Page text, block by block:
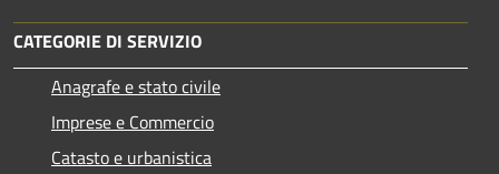
CATEGORIE DI SERVIZIO
Anagrafe e stato civile
Imprese e Commercio
Catasto e urbanistica